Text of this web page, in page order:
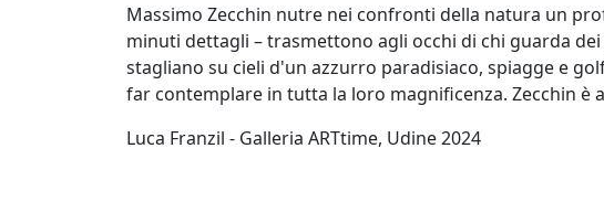
Franco
Beraldo
Massimo Zecchin nutre nei confronti della natura un
minuti dettagli – trasmettono agli occhi di chi guarda
stagliano su cieli d'un azzurro paradisiaco, spiagge e
far contemplare in tutta la loro magnificenza. Zecchin è
​Luca Franzil - Galleria ARTtime, Udine 2024